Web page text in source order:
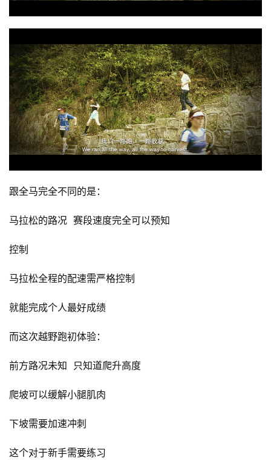
比
赛
察
装
跟全马完全不同的是：
马拉松的路况  赛段速度完全可以预知
控制
马拉松全程的配速需严格控制
就能完成个人最好成绩
而这次越野跑初体验：
前方路况未知  只知道爬升高度
爬坡可以缓解小腿肌肉
下坡需要加速冲刺
这个对于新手需要练习